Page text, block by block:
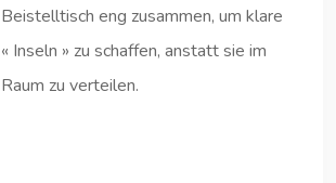
Beistelltisch eng zusammen, um klare
« Inseln » zu schaffen, anstatt sie im
Raum zu verteilen.